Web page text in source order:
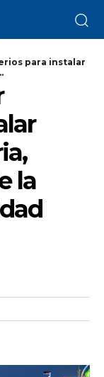
para instalar
la